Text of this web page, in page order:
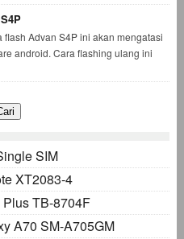
flash Advan S4P ini akan mengatasi
android. Cara flashing ulang ini
SIM
XT2083-4
TB-8704F
A70 SM-A705GM